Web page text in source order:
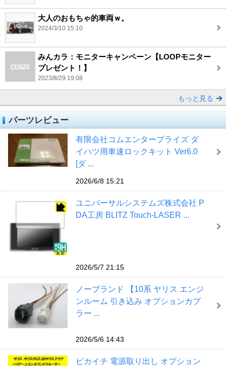
大人のおもちゃ的車両ｗ。
2024/3/10 15:10
みんカラ：モニターキャンペーン【LOOPモニター
プレゼント！】
2023/8/29 19:08
もっと見る
パーツレビュー
有限会社コムエンタープライズ ダ
イハツ用車速ロックキット Ver6.0
[ダ ...
2026/6/8 15:21
ユニバーサルシステムズ株式会社 P
DA工房 BLITZ Touch-LASER ...
2026/5/7 21:15
ノーブランド 【10系 ヤリス エンジ
ンルーム 引き込み オプションカプ
ラー ...
2026/5/6 14:43
ピカイチ 電源取り出し オプション